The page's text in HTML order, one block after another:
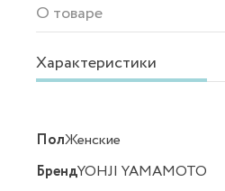
О товаре
Характеристики
ПолЖенские
БрендYOHJI YAMAMOTO